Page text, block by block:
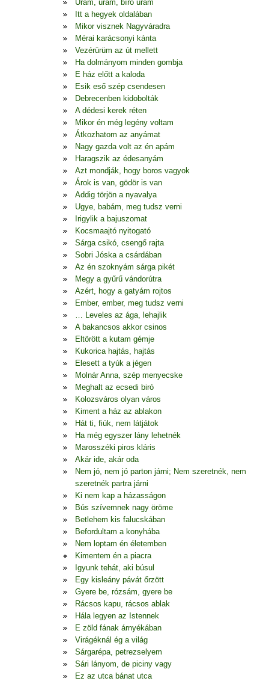
Uram, uram, bíró uram
Itt a hegyek oldalában
Mikor visznek Nagyváradra
Mérai karácsonyi kánta
Vezérürüm az út mellett
Ha dolmányom minden gombja
E ház előtt a kaloda
Esik eső szép csendesen
Debrecenben kidobolták
A dédesi kerek réten
Mikor én még legény voltam
Átkozhatom az anyámat
Nagy gazda volt az én apám
Haragszik az édesanyám
Azt mondják, hogy boros vagyok
Árok is van, gödör is van
Addig törjön a nyavalya
Ugye, babám, meg tudsz verni
Irigylik a bajuszomat
Kocsmaajtó nyitogató
Sárga csikó, csengő rajta
Sobri Jóska a csárdában
Az én szoknyám sárga pikét
Megy a gyűrű vándorútra
Azért, hogy a gatyám rojtos
Ember, ember, meg tudsz verni
… Leveles az ága, lehajlik
A bakancsos akkor csinos
Eltörött a kutam gémje
Kukorica hajtás, hajtás
Elesett a tyúk a jégen
Molnár Anna, szép menyecske
Meghalt az ecsedi biró
Kolozsváros olyan város
Kiment a ház az ablakon
Hát ti, fiúk, nem látjátok
Ha még egyszer lány lehetnék
Marosszéki piros kláris
Akár ide, akár oda
Nem jó, nem jó parton járni; Nem szeretnék, nem
szeretnék partra járni
Ki nem kap a házasságon
Bús szívemnek nagy öröme
Betlehem kis falucskában
Befordultam a konyhába
Nem loptam én életemben
Kimentem én a piacra
Igyunk tehát, aki búsul
Egy kisleány pávát őrzött
Gyere be, rózsám, gyere be
Rácsos kapu, rácsos ablak
Hála legyen az Istennek
E zöld fának árnyékában
Virágéknál ég a világ
Sárgarépa, petrezselyem
Sári lányom, de piciny vagy
Ez az utca bánat utca